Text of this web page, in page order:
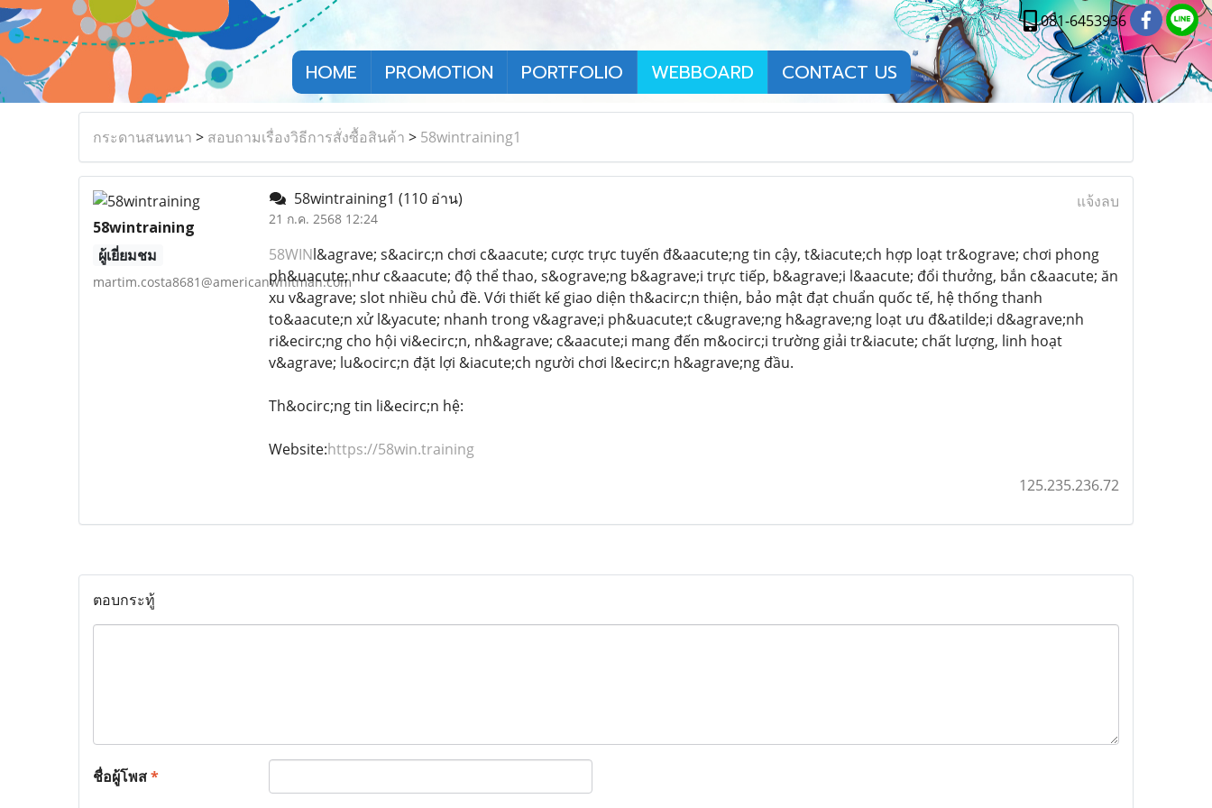
081-6453936
HOME PROMOTION PORTFOLIO WEBBOARD CONTACT US
กระดานสนทนา > สอบถามเรื่องวิธีการสั่งซื้อสินค้า > 58wintraining1
58wintraining
ผู้เยี่ยมชม
martim.costa8681@americanwhitman.com
58wintraining1 (110 อ่าน)
21 ก.ค. 2568 12:24
แจ้งลบ
58WINl&agrave; s&acirc;n chơi c&aacute; cược trực tuyến đ&aacute;ng tin cậy, t&iacute;ch hợp loạt tr&ograve; chơi phong
ph&uacute; như c&aacute; độ thể thao, s&ograve;ng b&agrave;i trực tiếp, b&agrave;i l&aacute; đổi thưởng, bắn c&aacute; ăn
xu v&agrave; slot nhiều chủ đề. Với thiết kế giao diện th&acirc;n thiện, bảo mật đạt chuẩn quốc tế, hệ thống thanh
to&aacute;n xử l&yacute; nhanh trong v&agrave;i ph&uacute;t c&ugrave;ng h&agrave;ng loạt ưu đ&atilde;i d&agrave;nh
ri&ecirc;ng cho hội vi&ecirc;n, nh&agrave; c&aacute;i mang đến m&ocirc;i trường giải tr&iacute; chất lượng, linh hoạt
v&agrave; lu&ocirc;n đặt lợi &iacute;ch người chơi l&ecirc;n h&agrave;ng đầu.
Th&ocirc;ng tin li&ecirc;n hệ:
Website:https://58win.training
125.235.236.72
ตอบกระทู้
ชื่อผู้โพส*